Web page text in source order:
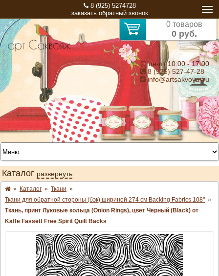
8 (925) 5274728
заказать обратный звонок
0 товаров
0 руб.
⏰ пн-пт 10:00 - 17:00
8 (925) 527-47-28
info@artsakvoyaj.ru
Каталог развернуть
» Каталог » Ткани »
Ткани для обратной стороны (бэк) шириной 274 см Backing Fabrics 108" »
Ткань, принт Луковые кольца (Onion Rings), цвет Черный (Black) от
Kaffe Fassett Free Spirit Quilt Backs